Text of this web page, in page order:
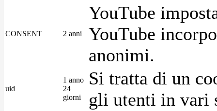
CONSENT 2 anni
YouTube
YouTube
anonimi.
uid
1 anno
24
giorni
Si tratta di un
gli utenti in vari